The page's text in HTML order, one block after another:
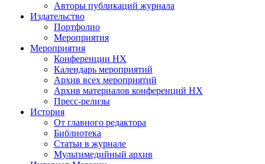
Авторы публикаций журнала
Издательство
Портфолио
Мероприятия
Мероприятия
Конференции НХ
Календарь мероприятий
Архив всех мероприятий
Архив материалов конференций НХ
Пресс-релизы
История
От главного редактора
Библиотека
Статьи в журнале
Мультимедийный архив